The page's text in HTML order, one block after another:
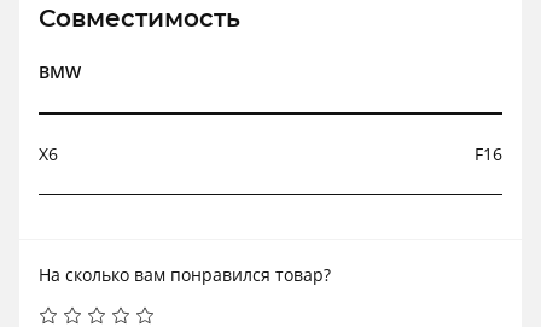
Совместимость
BMW
X6 F16
На сколько вам понравился товар?